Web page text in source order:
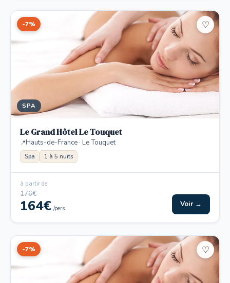
-7%
SPA
♡
Le Grand Hôtel Le Touquet
Hauts-de-France · Le Touquet
Spa 1 à 5 nuits
à partir de
176€
164€ /pers. Voir →
-7% ♡